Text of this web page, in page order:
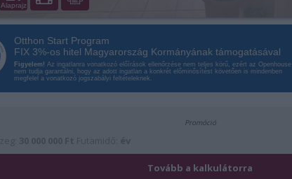
Alaprajz
Otthon Start Program
FIX 3%-os hitel Magyarország Kormányának támogatásával
Figyelem! Az ingatlanra vonatkozó előírások ellenőrzése nem teljes körű, ezért az Openhouse
nem tudja garantálni, hogy az adott ingatlan a konkrét előminősítést követően is mindenben
megfelel a vonatkozó jogszabályi feltételeknek.